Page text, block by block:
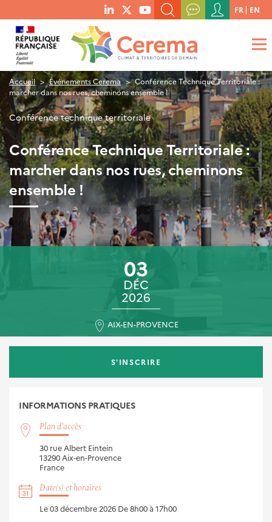
menu
social
links
RECHERCHER UN MOT-CLÉ, UNE PUBLICATION, ETC.
QUE RECHERCHEZ-VOUS ?
Menu
du
compte
de
l'utilisateur
FR EN
Accueil Événements Cerema
Conférence Technique Territoriale :
marcher dans nos rues, cheminons ensemble !
Conférence technique territoriale
Conférence Technique Territoriale :
marcher dans nos rues, cheminons
ensemble !
03
DÉC
2026
AIX-EN-PROVENCE
S'INSCRIRE
INFORMATIONS PRATIQUES
Plan d'accès
30 rue Albert Eintein
13290 Aix-en-Provence
France
Date(s) et horaires
Le 03 décembre 2026 De 8h00 à 17h00